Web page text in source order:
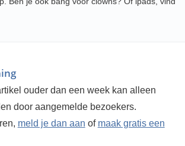
ouder dan een week kan alleen
door aangemelde bezoekers.
meld je dan aan of maak gratis een